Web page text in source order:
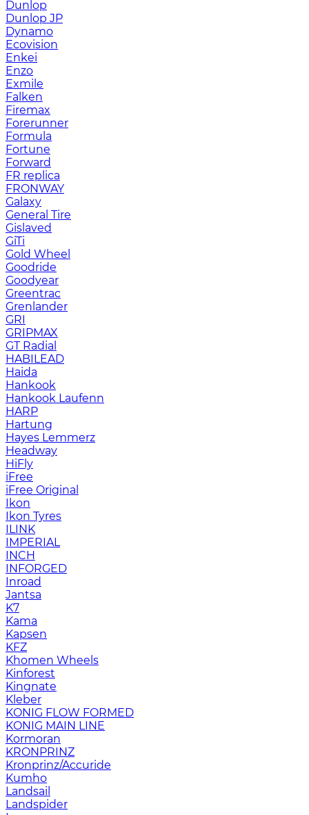
Dunlop
Dunlop JP
Dynamo
Ecovision
Enkei
Enzo
Exmile
Falken
Firemax
Forerunner
Formula
Fortune
Forward
FR replica
FRONWAY
Galaxy
General Tire
Gislaved
GiTi
Gold Wheel
Goodride
Goodyear
Greentrac
Grenlander
GRI
GRIPMAX
GT Radial
HABILEAD
Haida
Hankook
Hankook Laufenn
HARP
Hartung
Hayes Lemmerz
Headway
HiFly
iFree
iFree Original
Ikon
Ikon Tyres
ILINK
IMPERIAL
INCH
INFORGED
Inroad
Jantsa
K7
Kama
Kapsen
KFZ
Khomen Wheels
Kinforest
Kingnate
Kleber
KONIG FLOW FORMED
KONIG MAIN LINE
Kormoran
KRONPRINZ
Kronprinz/Accuride
Kumho
Landsail
Landspider